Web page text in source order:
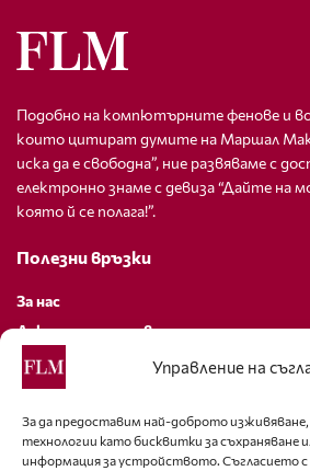
Управление на
За да предоставим най-доброто изживяване,
технологии като бисквитки за съхраняване
информация за устройството. Съгласието
Подобно на компютърните фенове и
които цитират думите на Маршал
иска да е свободна”, ние развяваме с
електронно знаме с девиза “Дайте на
която й се полага!”.
Полезни връзки
За нас
Декларация за поверителност
Политика за бисквитки
За контакти
editor@fashion-lifestyle.net